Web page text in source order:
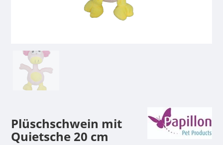
Plüschschwein mit
Quietsche 20 cm